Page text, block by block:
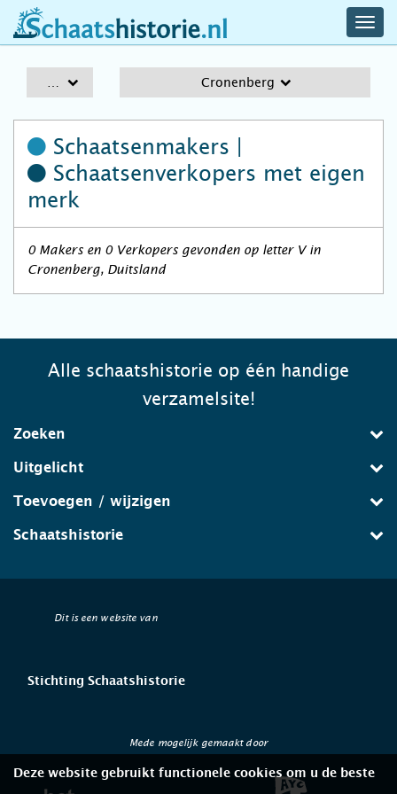
schaatshistorie.nl
Cronenberg
Schaatsenmakers |
Schaatsenverkopers met eigen
merk
0 Makers en 0 Verkopers gevonden op letter V in
Cronenberg, Duitsland
Alle schaatshistorie op één handige
verzamelsite!
Zoeken
Uitgelicht
Toevoegen / wijzigen
Schaatshistorie
Dit is een website van
Stichting Schaatshistorie
Mede mogelijk gemaakt door
Deze website gebruikt functionele cookies om u de beste